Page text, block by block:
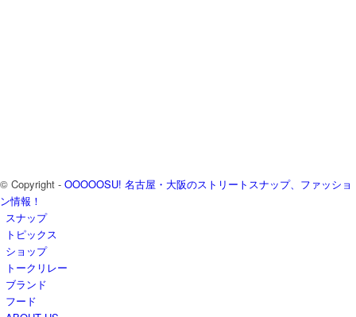
© Copyright - OOOOOSU! 名古屋・大阪のストリートスナップ、ファッショ
ン情報！
スナップ
トピックス
ショップ
トークリレー
ブランド
フード